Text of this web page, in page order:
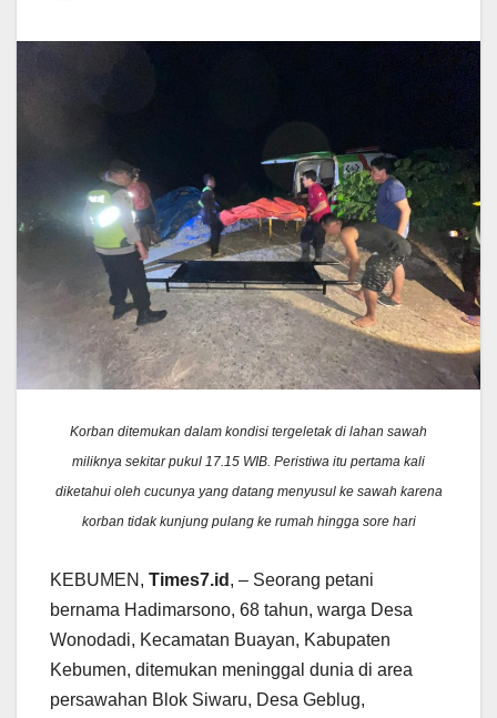
Korban ditemukan dalam kondisi tergeletak di lahan sawah
miliknya sekitar pukul 17.15 WIB. Peristiwa itu pertama kali
diketahui oleh cucunya yang datang menyusul ke sawah karena
korban tidak kunjung pulang ke rumah hingga sore hari
KEBUMEN, Times7.id , – Seorang petani
bernama Hadimarsono, 68 tahun, warga Desa
Wonodadi, Kecamatan Buayan, Kabupaten
Kebumen, ditemukan meninggal dunia di area
persawahan Blok Siwaru, Desa Geblug,